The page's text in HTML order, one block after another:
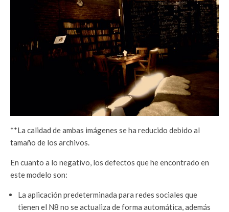
**La calidad de ambas imágenes se ha reducido debido al
tamaño de los archivos.
En cuanto a lo negativo, los defectos que he encontrado en
este modelo son:
La aplicación predeterminada para redes sociales que
tienen el N8 no se actualiza de forma automática, además